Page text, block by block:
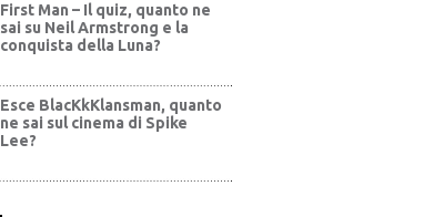
First Man – Il quiz, quanto ne
sai su Neil Armstrong e la
conquista della Luna?
Esce BlacKkKlansman, quanto
ne sai sul cinema di Spike
Lee?